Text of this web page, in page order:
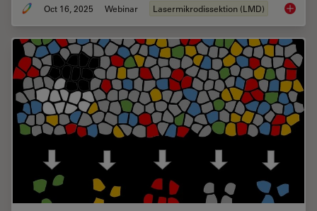
Oct 16, 2025 Webinar Lasermikrodissektion (LMD) AI